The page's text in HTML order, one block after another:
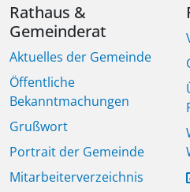
Rathaus &
Gemeinderat
Aktuelles der Gemeinde
Öffentliche
Bekanntmachungen
Grußwort
Portrait der Gemeinde
Mitarbeiterverzeichnis